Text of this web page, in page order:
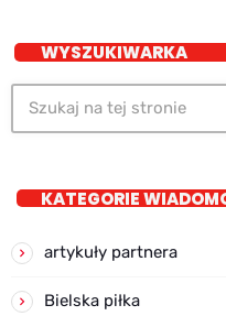
WYSZUKIWARKA
KATEGORIE
artykuły partnera
Bielska piłka